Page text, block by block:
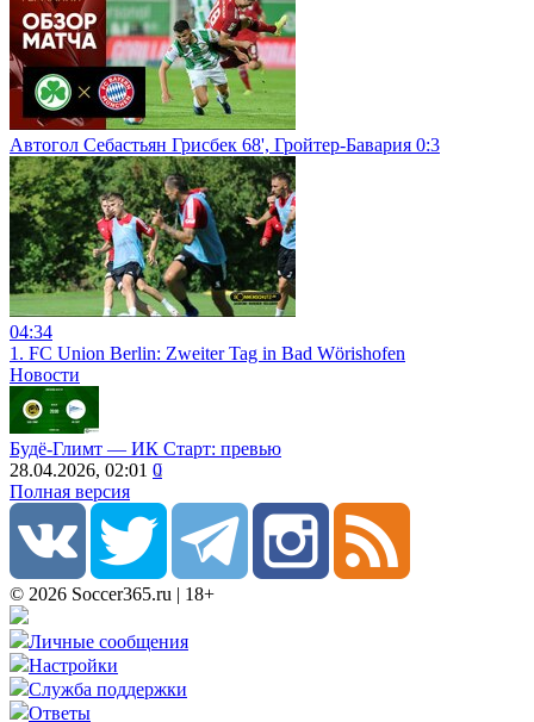
Автогол Себастьян Грисбек 68', Гройтер-Бавария 0:3
04:34
1. FC Union Berlin: Zweiter Tag in Bad Wörishofen
Новости
Будё-Глимт ― ИК Старт: превью
28.04.2026, 02:01 0
Полная версия
© 2026 Soccer365.ru | 18+
Личные сообщения
Настройки
Служба поддержки
Ответы